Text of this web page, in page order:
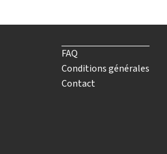
FAQ
Conditions générales
Contact